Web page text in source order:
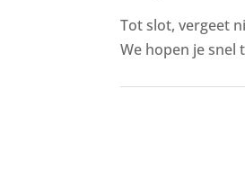
Tot slot, vergeet
We hopen je snel